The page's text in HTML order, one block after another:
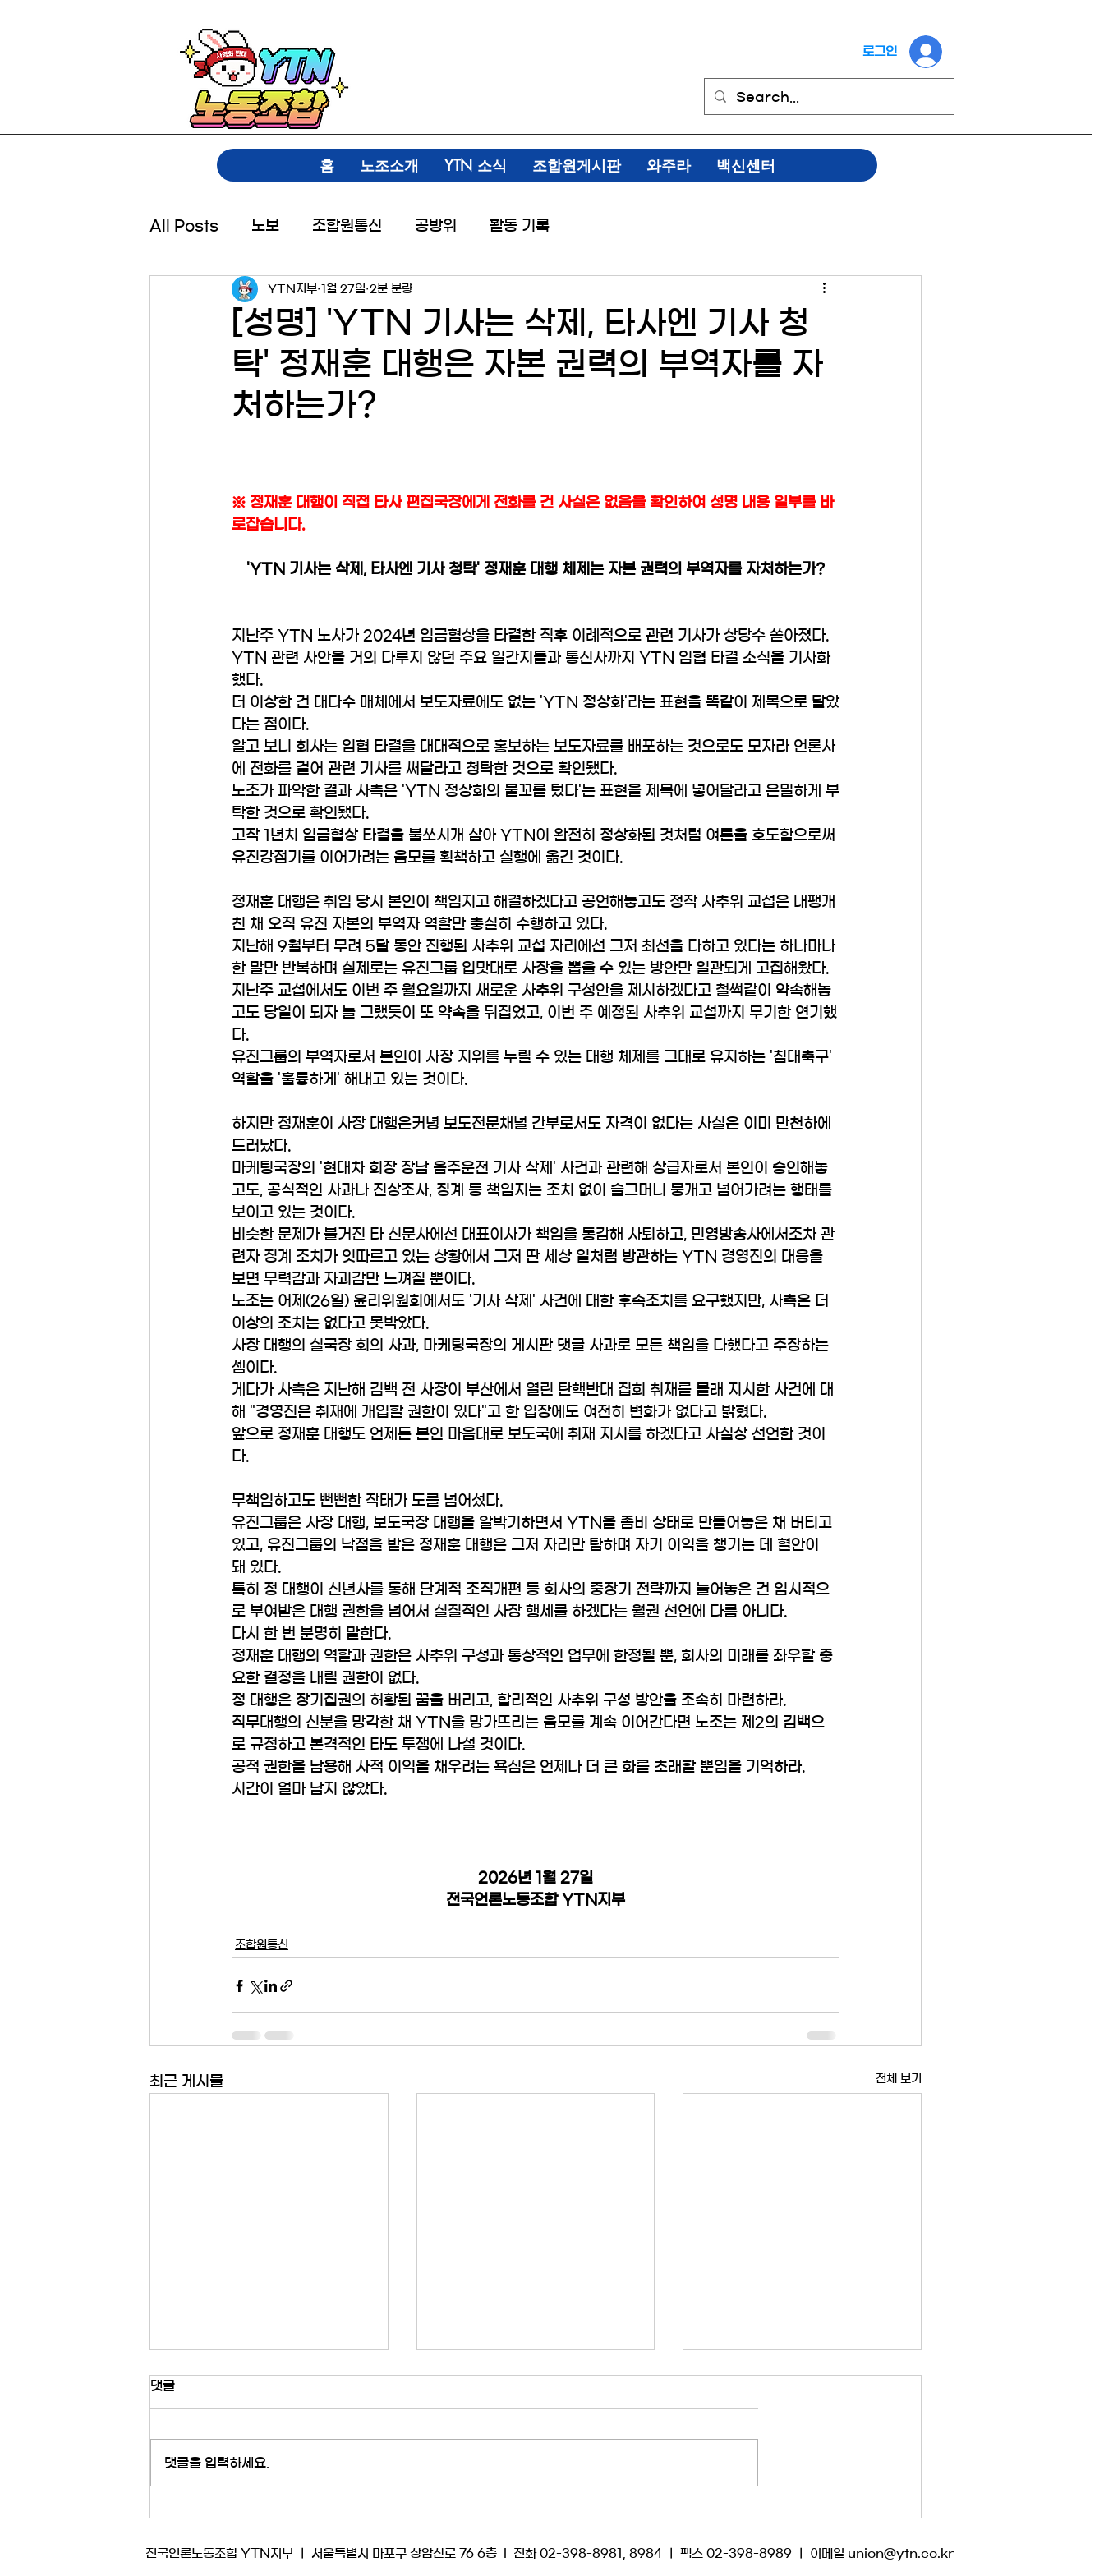
로그인
홈 노조소개 YTN 소식 조합원게시판 와주라 백신센터
All Posts 노보 조합원통신 공방위 활동 기록
[성명] 'YTN 기사는 삭제, 타사엔 기사 청
탁' 정재훈 대행은 자본 권력의 부역자를 자
처하는가?
YTN지부 1월 27일 2분 분량
※ 정재훈 대행이 직접 타사 편집국장에게 전화를 건 사실은 없음을 확인하여 성명 내용 일부를 바
로잡습니다.
'YTN 기사는 삭제, 타사엔 기사 청탁' 정재훈 대행 체제는 자본 권력의 부역자를 자처하는가?
지난주 YTN 노사가 2024년 임금협상을 타결한 직후 이례적으로 관련 기사가 상당수 쏟아졌다.
YTN 관련 사안을 거의 다루지 않던 주요 일간지들과 통신사까지 YTN 임협 타결 소식을 기사화
했다.
더 이상한 건 대다수 매체에서 보도자료에도 없는 'YTN 정상화'라는 표현을 똑같이 제목으로 달았
다는 점이다.
알고 보니 회사는 임협 타결을 대대적으로 홍보하는 보도자료를 배포하는 것으로도 모자라 언론사
에 전화를 걸어 관련 기사를 써달라고 청탁한 것으로 확인됐다.
노조가 파악한 결과 사측은 'YTN 정상화의 물꼬를 텄다'는 표현을 제목에 넣어달라고 은밀하게 부
탁한 것으로 확인됐다.
고작 1년치 임금협상 타결을 불쏘시개 삼아 YTN이 완전히 정상화된 것처럼 여론을 호도함으로써
유진강점기를 이어가려는 음모를 획책하고 실행에 옮긴 것이다.
정재훈 대행은 취임 당시 본인이 책임지고 해결하겠다고 공언해놓고도 정작 사추위 교섭은 내팽개
친 채 오직 유진 자본의 부역자 역할만 충실히 수행하고 있다.
지난해 9월부터 무려 5달 동안 진행된 사추위 교섭 자리에선 그저 최선을 다하고 있다는 하나마나
한 말만 반복하며 실제로는 유진그룹 입맛대로 사장을 뽑을 수 있는 방안만 일관되게 고집해왔다.
지난주 교섭에서도 이번 주 월요일까지 새로운 사추위 구성안을 제시하겠다고 철썩같이 약속해놓
고도 당일이 되자 늘 그랬듯이 또 약속을 뒤집었고, 이번 주 예정된 사추위 교섭까지 무기한 연기했
다.
유진그룹의 부역자로서 본인이 사장 지위를 누릴 수 있는 대행 체제를 그대로 유지하는 '침대축구'
역할을 '훌륭하게' 해내고 있는 것이다.
하지만 정재훈이 사장 대행은커녕 보도전문채널 간부로서도 자격이 없다는 사실은 이미 만천하에
드러났다.
마케팅국장의 '현대차 회장 장남 음주운전 기사 삭제' 사건과 관련해 상급자로서 본인이 승인해놓
고도, 공식적인 사과나 진상조사, 징계 등 책임지는 조치 없이 슬그머니 뭉개고 넘어가려는 행태를
보이고 있는 것이다.
비슷한 문제가 불거진 타 신문사에선 대표이사가 책임을 통감해 사퇴하고, 민영방송사에서조차 관
련자 징계 조치가 잇따르고 있는 상황에서 그저 딴 세상 일처럼 방관하는 YTN 경영진의 대응을
보면 무력감과 자괴감만 느껴질 뿐이다.
노조는 어제(26일) 윤리위원회에서도 '기사 삭제' 사건에 대한 후속조치를 요구했지만, 사측은 더
이상의 조치는 없다고 못박았다.
사장 대행의 실국장 회의 사과, 마케팅국장의 게시판 댓글 사과로 모든 책임을 다했다고 주장하는
셈이다.
게다가 사측은 지난해 김백 전 사장이 부산에서 열린 탄핵반대 집회 취재를 몰래 지시한 사건에 대
해 "경영진은 취재에 개입할 권한이 있다"고 한 입장에도 여전히 변화가 없다고 밝혔다.
앞으로 정재훈 대행도 언제든 본인 마음대로 보도국에 취재 지시를 하겠다고 사실상 선언한 것이
다.
무책임하고도 뻔뻔한 작태가 도를 넘어섰다.
유진그룹은 사장 대행, 보도국장 대행을 알박기하면서 YTN을 좀비 상태로 만들어놓은 채 버티고
있고, 유진그룹의 낙점을 받은 정재훈 대행은 그저 자리만 탐하며 자기 이익을 챙기는 데 혈안이
돼 있다.
특히 정 대행이 신년사를 통해 단계적 조직개편 등 회사의 중장기 전략까지 늘어놓은 건 임시적으
로 부여받은 대행 권한을 넘어서 실질적인 사장 행세를 하겠다는 월권 선언에 다름 아니다.
다시 한 번 분명히 말한다.
정재훈 대행의 역할과 권한은 사추위 구성과 통상적인 업무에 한정될 뿐, 회사의 미래를 좌우할 중
요한 결정을 내릴 권한이 없다.
정 대행은 장기집권의 허황된 꿈을 버리고, 합리적인 사추위 구성 방안을 조속히 마련하라.
직무대행의 신분을 망각한 채 YTN을 망가뜨리는 음모를 계속 이어간다면 노조는 제2의 김백으
로 규정하고 본격적인 타도 투쟁에 나설 것이다.
공적 권한을 남용해 사적 이익을 채우려는 욕심은 언제나 더 큰 화를 초래할 뿐임을 기억하라.
시간이 얼마 남지 않았다.
2026년 1월 27일
전국언론노동조합 YTN지부
조합원통신
최근 게시물 전체 보기
[성명] 사측은 방송편성 개입을
정당화하기 위한 궤변을 멈춰라​
자라 허위 주장을 사내에 공지하며
노조를 비난하고 나섰다. ​ 회사의 궤
주장에 대하여 ​ 사측이 본질을 왜곡
[성명] ‘김백 사과’ 면죄부는 양
다!
습 송출된 김백 전 사장의 사과 방송
자가 당시 최고 권력이었던 윤석열
[성명] 사추위 교섭에 대한 사측
를 공격했다. 방미통위의 시정명령
자 애쓰는 모습이 애처롭다. 노조는
댓글
댓글을 입력하세요.
전국언론노동조합 YTN지부 ㅣ 서울특별시 마포구 상암산로 76 6층 l 전화 02-398-8981, 8984 ㅣ 팩스 02-398-8989 ㅣ 이메일 union@ytn.co.kr